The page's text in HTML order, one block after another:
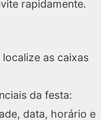
rapidamente.
as caixas
da festa:
data, horário e